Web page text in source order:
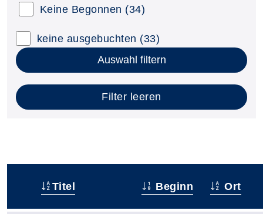
Keine Begonnen (34)
keine ausgebuchten (33)
Auswahl filtern
Filter leeren
Titel Beginn Ort